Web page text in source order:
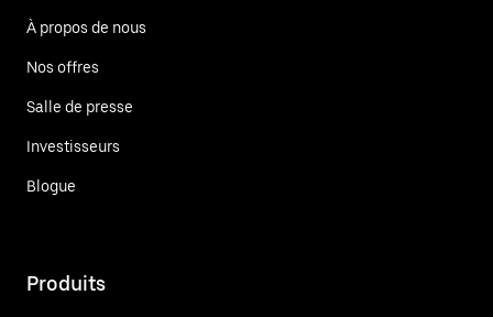
À propos de nous
Nos offres
Salle de presse
Investisseurs
Blogue
Produits